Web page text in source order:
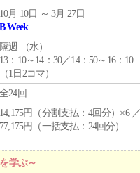
10月 10日 ～ 3月 27日
B Week
隔週 （水）
13：10～14：30／14：50～16：10
（1日2コマ）
全24回
14,175円（分割支払：4回分）×6
77,175円（一括支払：24回分）
学ぶ～